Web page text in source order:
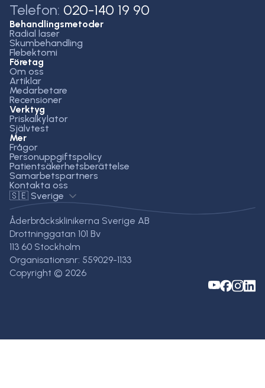
Telefon: 020-140 19 90
Behandlingsmetoder
Radial laser
Skumbehandling
Flebektomi
Företag
Om oss
Artiklar
Medarbetare
Recensioner
Verktyg
Priskalkylator
Självtest
Mer
Frågor
Personuppgiftspolicy
Patientsäkerhetsberättelse
Samarbetspartners
Kontakta oss
🇸🇪 Sverige
Åderbråcksklinikerna Sverige AB
Drottninggatan 101 Bv
113 60 Stockholm
Organisationsnr: 559029-1133
Copyright © 2026